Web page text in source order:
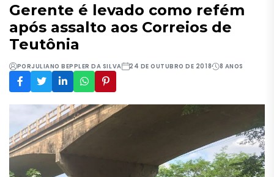
Gerente é levado como refém
após assalto aos Correios de
Teutônia
PORJULIANO BEPPLER DA SILVA 24 DE OUTUBRO DE 2018 8 ANOS